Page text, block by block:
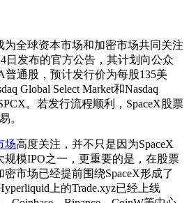
为全球资本市场和加密市场共同关注
日发布的官方公告，其计划向公众
普通股，预计发行价为每股135美
Global Select Market和Nasdaq
。若发行流程顺利，SpaceX股票
。
场高度关注，并不只是因为SpaceX
模IPO之一，更重要的是，在股票
密市场已经提前围绕SpaceX形成了
上的Trade.xyz已经上线